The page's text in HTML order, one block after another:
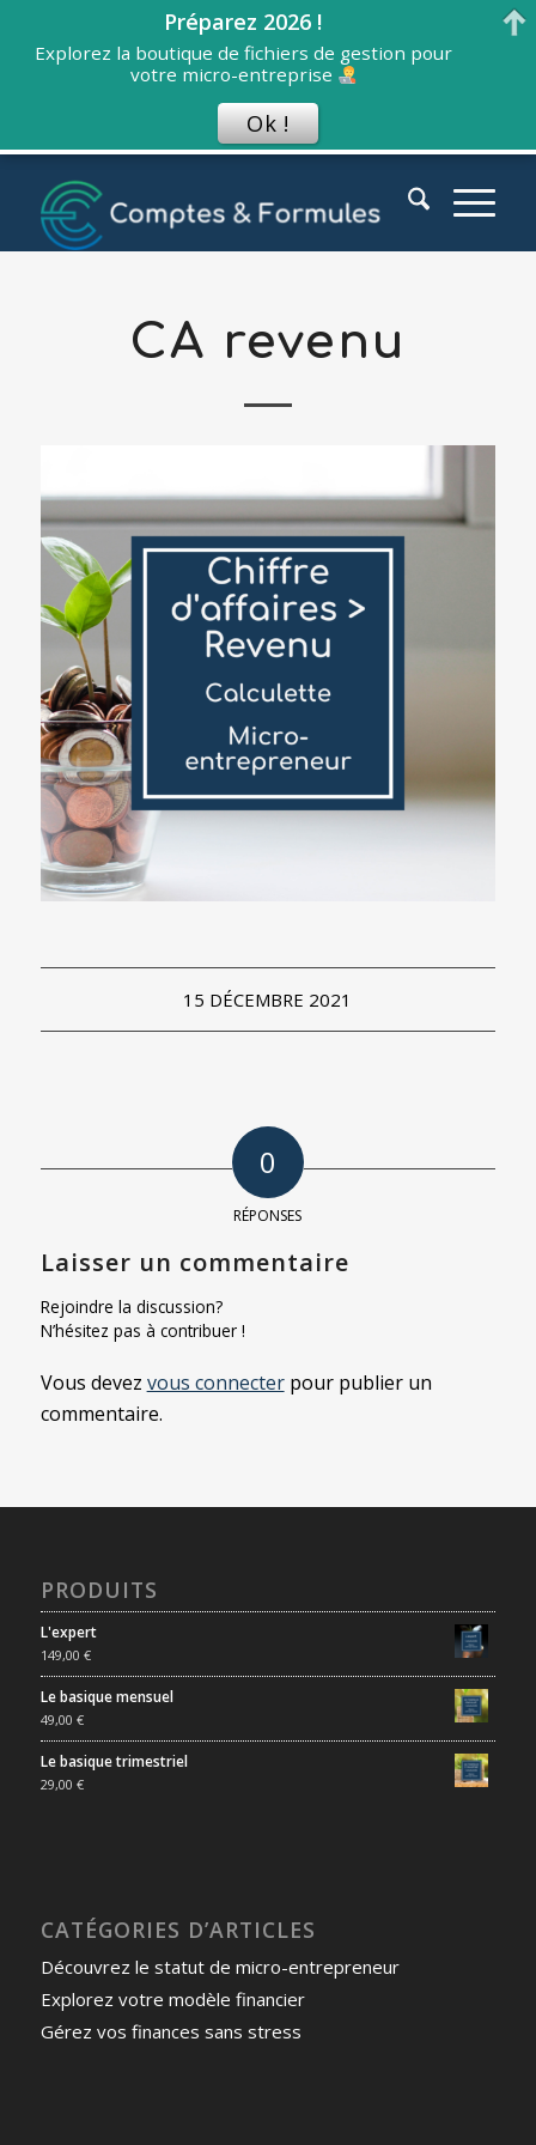
CA revenu
15 DÉCEMBRE 2021
0
RÉPONSES
Laisser un commentaire
Rejoindre la discussion?
N’hésitez pas à contribuer !
Vous devez vous connecterpour publier un
commentaire.
PRODUITS
L'expert
149,00 €
Le basique mensuel
49,00 €
Le basique trimestriel
29,00 €
CATÉGORIES D’ARTICLES
Découvrez le statut de micro-entrepreneur
Explorez votre modèle financier
Gérez vos finances sans stress
Préparez 2026 !
Explorez la boutique de fichiers de gestion pour
votre micro-entreprise
Ok !